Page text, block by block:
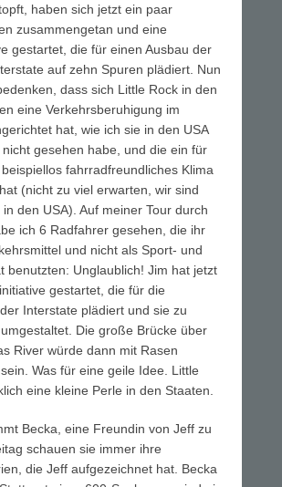
haben sich jetzt ein paar
zusammengetan und eine
gestartet, die für einen Ausbau der
auf zehn Spuren plädiert. Nun
dass sich Little Rock in den
eine Verkehrsberuhigung im
hat, wie ich sie in den USA
gesehen habe, und die ein für
fahrradfreundliches Klima
(nicht zu viel erwarten, wir sind
den USA). Auf meiner Tour durch
ich 6 Radfahrer gesehen, die ihr
und nicht als Sport- und
benutzten: Unglaublich! Jim hat jetzt
gestartet, die für die
Interstate plädiert und sie zu
Die große Brücke über
River würde dann mit Rasen
Was für eine geile Idee. Little
eine kleine Perle in den Staaten.
Becka, eine Freundin von Jeff zu
schauen sie immer ihre
die Jeff aufgezeichnet hat. Becka